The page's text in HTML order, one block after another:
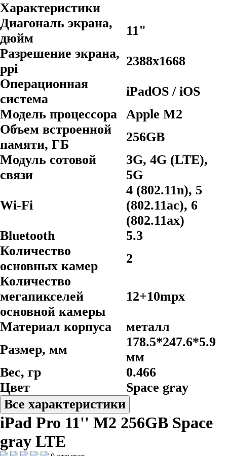
Характеристики
Диагональ экрана,
дюйм
11"
Разрешение экрана,
ppi
2388x1668
Операционная
система
iPadOS / iOS
Модель процессора
Apple M2
Объем встроенной
памяти, ГБ
256GB
Модуль сотовой
связи
3G, 4G (LTE),
5G
Wi-Fi
4 (802.11n), 5
(802.11ac), 6
(802.11ax)
Bluetooth
5.3
Количество
основных камер
2
Количество
мегапикселей
основной камеры
12+10mpx
Материал корпуса
металл
Размер, мм
178.5*247.6*5.9
мм
Вес, гр
0.466
Цвет
Space gray
Все характеристики
iPad Pro 11'' M2 256GB Space
gray LTE